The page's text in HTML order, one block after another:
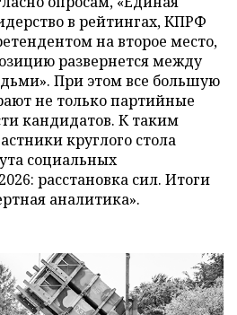
в рейтингах, КПРФ
на второе место,
развернется между
При этом все большую
не только партийные
кандидатов. К таким
круглого стола
социальных
расстановка сил. Итоги
аналитика».